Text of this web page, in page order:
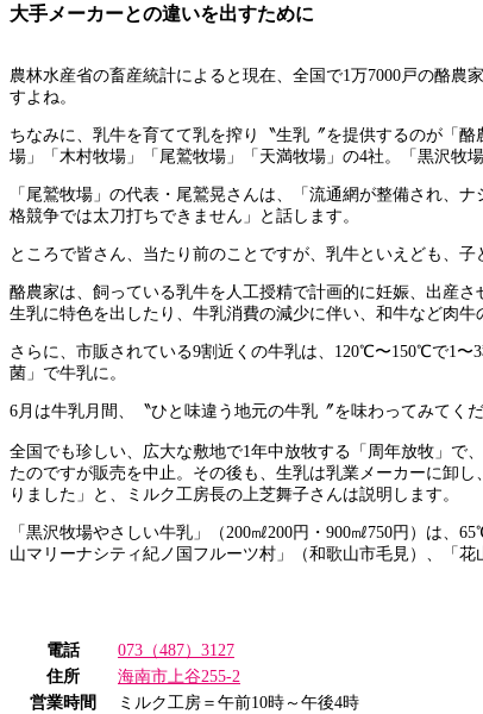
大手メーカーとの違いを出すために
農林水産省の畜産統計によると現在、全国で1万7000戸の酪農
すよね。
ちなみに、乳牛を育てて乳を搾り〝生乳〞を提供するのが「
場」「木村牧場」「尾鷲牧場」「天満牧場」の4社。「黒沢牧
「尾鷲牧場」の代表・尾鷲晃さんは、「流通網が整備され、
格競争では太刀打ちできません」と話します。
ところで皆さん、当たり前のことですが、乳牛といえども、
酪農家は、飼っている乳牛を人工授精で計画的に妊娠、出産
生乳に特色を出したり、牛乳消費の減少に伴い、和牛など肉牛
さらに、市販されている9割近くの牛乳は、120℃〜150℃で1
菌」で牛乳に。
6月は牛乳月間、〝ひと味違う地元の牛乳〞を味わってみてくだ
全国でも珍しい、広大な敷地で1年中放牧する「周年放牧」で
たのですが販売を中止。その後も、生乳は乳業メーカーに卸
りました」と、ミルク工房長の上芝舞子さんは説明します。
「黒沢牧場やさしい牛乳」（200㎖200円・900㎖750円）は
山マリーナシティ紀ノ国フルーツ村」（和歌山市毛見）、「花
電話
073（487）3127
住所
海南市上谷255-2
営業時間
ミルク工房＝午前10時～午後4時